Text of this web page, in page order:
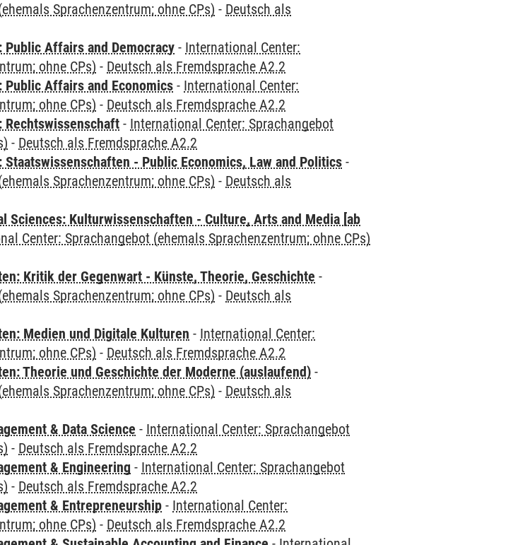
Sprachenzentrum; ohne CPs) - Deutsch als
Public Affairs and Democracy - International Center:
ohne CPs) - Deutsch als Fremdsprache A2.2
Public Affairs and Economics - International Center:
ohne CPs) - Deutsch als Fremdsprache A2.2
Rechtswissenschaft - International Center: Sprachangebot
- Deutsch als Fremdsprache A2.2
- Public Economics, Law and Politics -
Sprachenzentrum; ohne CPs) - Deutsch als
Sciences: Kulturwissenschaften - Culture, Arts and Media [ab
Center: Sprachangebot (ehemals Sprachenzentrum; ohne CPs)
Kritik der Gegenwart - Künste, Theorie, Geschichte -
Sprachenzentrum; ohne CPs) - Deutsch als
Medien und Digitale Kulturen - International Center:
ohne CPs) - Deutsch als Fremdsprache A2.2
Theorie und Geschichte der Moderne (auslaufend) -
Sprachenzentrum; ohne CPs) - Deutsch als
& Data Science - International Center: Sprachangebot
- Deutsch als Fremdsprache A2.2
& Engineering - International Center: Sprachangebot
- Deutsch als Fremdsprache A2.2
& Entrepreneurship - International Center:
ohne CPs) - Deutsch als Fremdsprache A2.2